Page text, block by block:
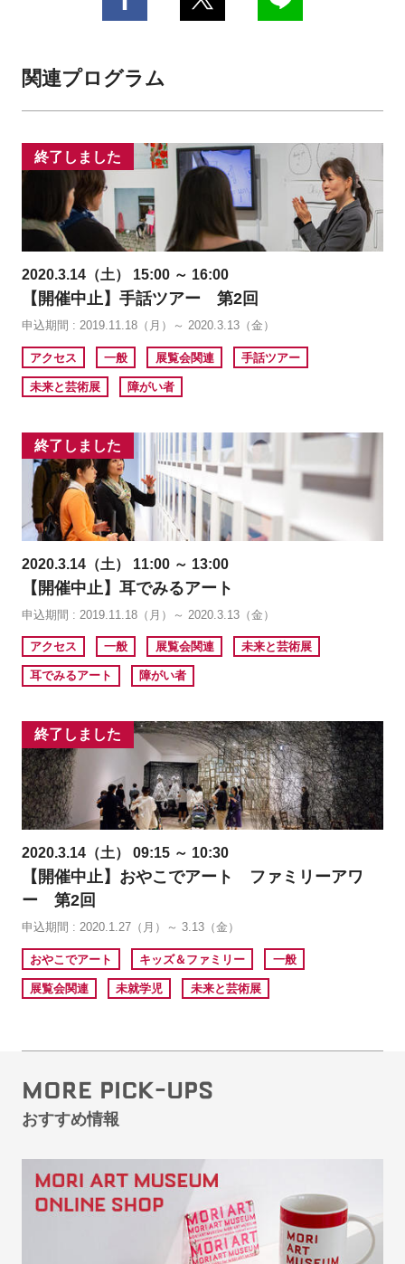
関連プログラム
終了しました
2020.3.14（土） 15:00 ～ 16:00
【開催中止】手話ツアー 第2回
申込期間 : 2019.11.18（月）～ 2020.3.13（金）
アクセス 一般 展覧会関連 手話ツアー
未来と芸術展 障がい者
終了しました
2020.3.14（土） 11:00 ～ 13:00
【開催中止】耳でみるアート
申込期間 : 2019.11.18（月）～ 2020.3.13（金）
アクセス 一般 展覧会関連 未来と芸術展
耳でみるアート 障がい者
終了しました
2020.3.14（土） 09:15 ～ 10:30
【開催中止】おやこでアート ファミリーアワ
ー 第2回
申込期間 : 2020.1.27（月）～ 3.13（金）
おやこでアート キッズ＆ファミリー 一般
展覧会関連 未就学児 未来と芸術展
MORE PICK-UPS
おすすめ情報